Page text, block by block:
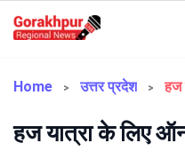
News
Home उत्तर प्रदेश हज
हज यात्रा के लिए